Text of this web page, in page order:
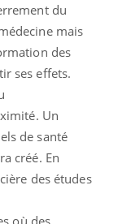
du
mais
des
ses effets.
Un
de santé
créé. En
des études
où des